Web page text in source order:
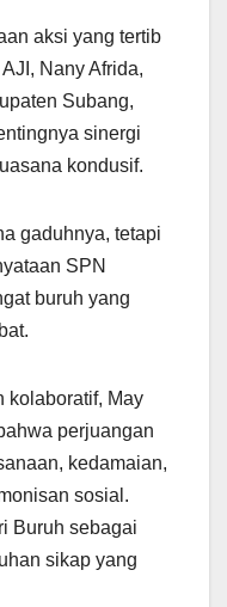
aksi yang tertib
Nany Afrida,
Subang,
sinergi
kondusif.
gaduhnya, tetapi
SPN
buruh yang
kolaboratif, May
perjuangan
kedamaian,
sosial.
Buruh sebagai
sikap yang